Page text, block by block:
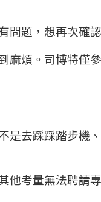
題，想再次確
麻煩。司博特僅
去踩踩踏步
他考量無法聘請